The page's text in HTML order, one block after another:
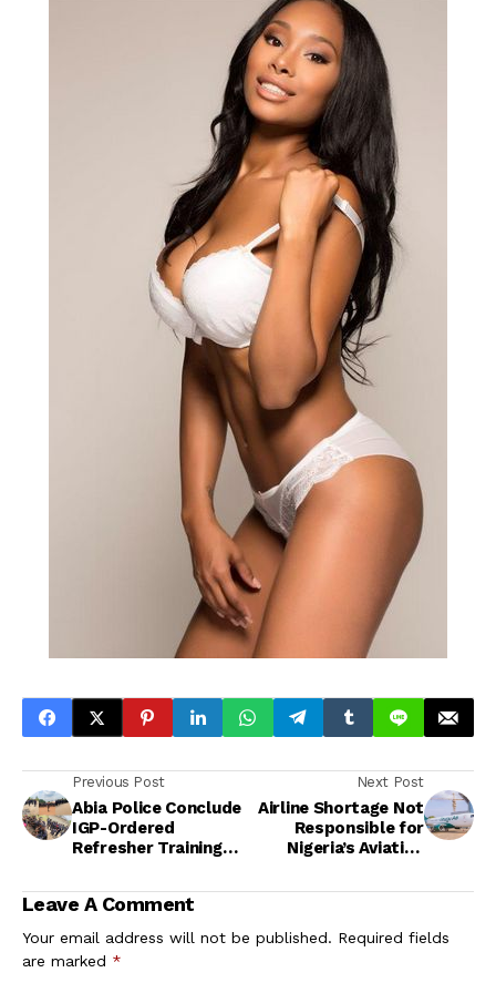
Previous Post
Abia Police Conclude
IGP-Ordered
Refresher Training
Next Post
Airline Shortage Not
Responsible for
Nigeria’s Aviation
Leave A Comment
Your email address will not be published. Required fields
are marked *